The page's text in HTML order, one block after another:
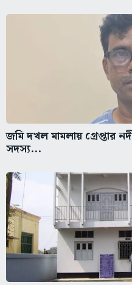
জমি দখল মামলায় গ্রেপ্তার
সদস্য...